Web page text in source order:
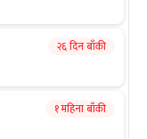
२६ दिन बाँकी
१ महिना बाँकी